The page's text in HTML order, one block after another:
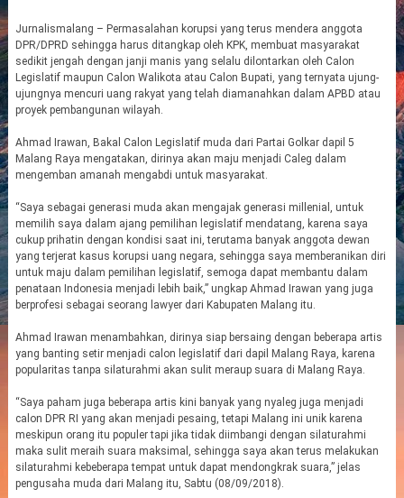
Jurnalismalang – Permasalahan korupsi yang terus mendera anggota
DPR/DPRD sehingga harus ditangkap oleh KPK, membuat masyarakat
sedikit jengah dengan janji manis yang selalu dilontarkan oleh Calon
Legislatif maupun Calon Walikota atau Calon Bupati, yang ternyata ujung-
ujungnya mencuri uang rakyat yang telah diamanahkan dalam APBD atau
proyek pembangunan wilayah.
Ahmad Irawan, Bakal Calon Legislatif muda dari Partai Golkar dapil 5
Malang Raya mengatakan, dirinya akan maju menjadi Caleg dalam
mengemban amanah mengabdi untuk masyarakat.
“Saya sebagai generasi muda akan mengajak generasi millenial, untuk
memilih saya dalam ajang pemilihan legislatif mendatang, karena saya
cukup prihatin dengan kondisi saat ini, terutama banyak anggota dewan
yang terjerat kasus korupsi uang negara, sehingga saya memberanikan diri
untuk maju dalam pemilihan legislatif, semoga dapat membantu dalam
penataan Indonesia menjadi lebih baik,” ungkap Ahmad Irawan yang juga
berprofesi sebagai seorang lawyer dari Kabupaten Malang itu.
Ahmad Irawan menambahkan, dirinya siap bersaing dengan beberapa artis
yang banting setir menjadi calon legislatif dari dapil Malang Raya, karena
popularitas tanpa silaturahmi akan sulit meraup suara di Malang Raya.
“Saya paham juga beberapa artis kini banyak yang nyaleg juga menjadi
calon DPR RI yang akan menjadi pesaing, tetapi Malang ini unik karena
meskipun orang itu populer tapi jika tidak diimbangi dengan silaturahmi
maka sulit meraih suara maksimal, sehingga saya akan terus melakukan
silaturahmi kebeberapa tempat untuk dapat mendongkrak suara,” jelas
pengusaha muda dari Malang itu, Sabtu (08/09/2018).